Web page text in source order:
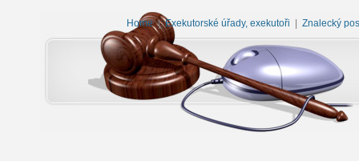
Home|Exekutorské úřady, exekutoři Znalecký